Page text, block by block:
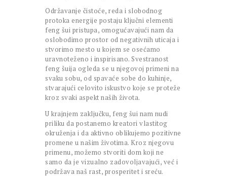
Održavanje čistoće, reda i slobodnog
protoka energije postaju ključni elementi
feng šui pristupa, omogućavajući nam da
oslobodimo prostor od negativnih uticaja i
stvorimo mesto u kojem se osećamo
uravnoteženo i inspirisano. Svestranost
feng šuija ogleda se u njegovoj primeni na
svaku sobu, od spavaće sobe do kuhinje,
stvarajući celovito iskustvo koje se proteže
kroz svaki aspekt naših života.
U krajnjem zaključku, feng šui nam nudi
priliku da postanemo kreatori vlastitog
okruženja i da aktivno oblikujemo pozitivne
promene u našim životima. Kroz njegovu
primenu, možemo stvoriti dom koji ne
samo da je vizualno zadovoljavajući, već i
podržava naš rast, prosperitet i sreću.